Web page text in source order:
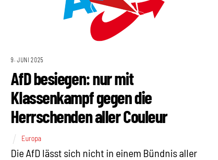
9. JUNI 2025
AfD besiegen: nur mit
Klassenkampf gegen die
Herrschenden aller Couleur
Europa
Die AfD lässt sich nicht in einem Bündnis aller